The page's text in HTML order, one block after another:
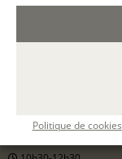
Politique de cookies
PARIS